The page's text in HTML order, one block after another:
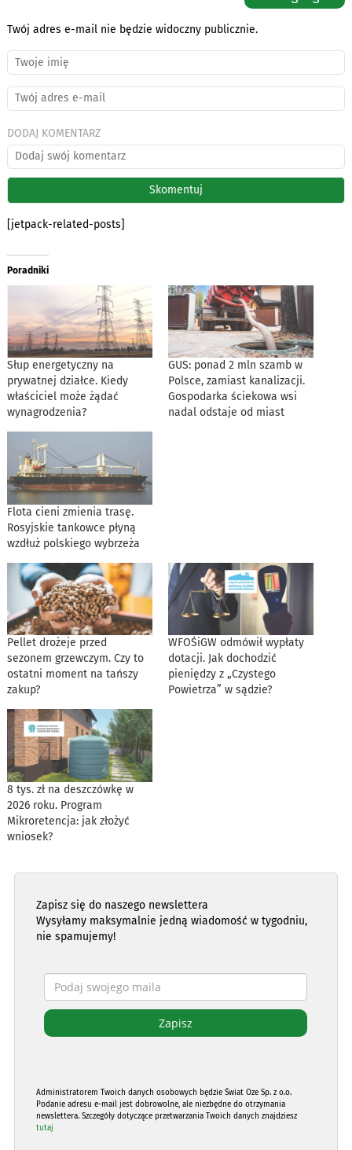
Twój adres e-mail nie będzie widoczny publicznie.
DODAJ KOMENTARZ
[jetpack-related-posts]
Poradniki
Słup energetyczny na
prywatnej działce. Kiedy
właściciel może żądać
wynagrodzenia?
GUS: ponad 2 mln szamb w
Polsce, zamiast kanalizacji.
Gospodarka ściekowa wsi
nadal odstaje od miast
Flota cieni zmienia trasę.
Rosyjskie tankowce płyną
wzdłuż polskiego wybrzeża
Pellet drożeje przed
sezonem grzewczym. Czy to
ostatni moment na tańszy
zakup?
WFOŚiGW odmówił wypłaty
dotacji. Jak dochodzić
pieniędzy z „Czystego
Powietrza” w sądzie?
8 tys. zł na deszczówkę w
2026 roku. Program
Mikroretencja: jak złożyć
wniosek?
Zapisz się do naszego newslettera
Wysyłamy maksymalnie jedną wiadomość w tygodniu,
nie spamujemy!
Administratorem Twoich danych osobowych będzie Świat Oze Sp. z o.o.
Podanie adresu e-mail jest dobrowolne, ale niezbędne do otrzymania
newslettera. Szczegóły dotyczące przetwarzania Twoich danych znajdziesz
tutaj